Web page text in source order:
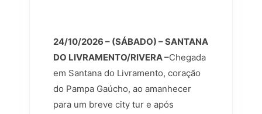
24/10/2026 – (SÁBADO) – SANTANA
DO LIVRAMENTO/RIVERA –Chegada
em Santana do Livramento, coração
do Pampa Gaúcho, ao amanhecer
para um breve city tur e após